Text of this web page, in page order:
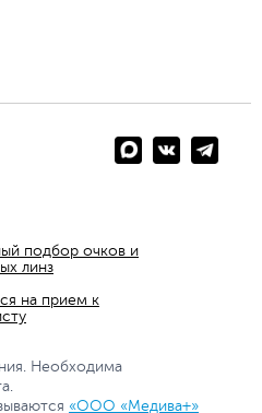
подбор очков и
линз
на прием к
Необходима
«ООО «Медива+»